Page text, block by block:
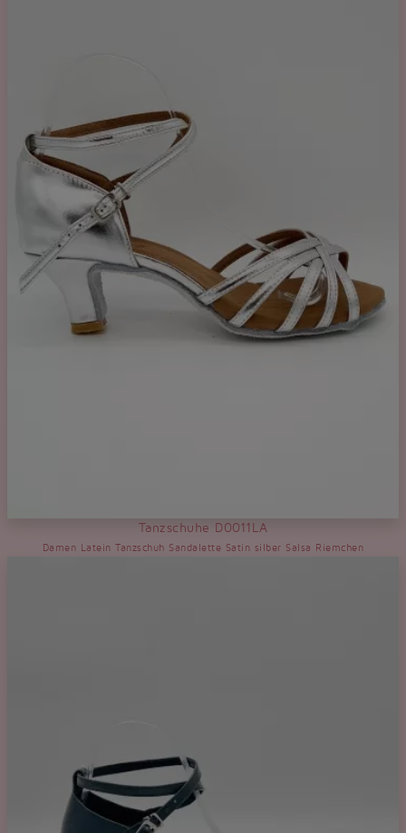
Tanzschuhe D0011LA
Damen Latein Tanzschuh Sandalette Satin silber Salsa Riemchen